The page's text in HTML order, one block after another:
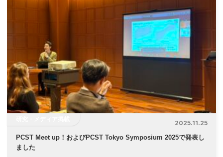
2025.11.25
PCST Meet up！およびPCST Tokyo Symposium 2025で発表し
ました